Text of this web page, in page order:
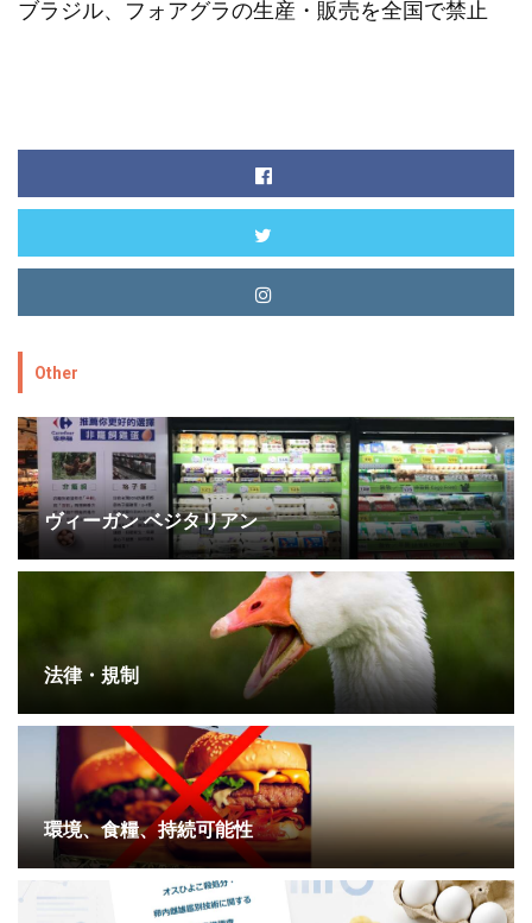
ブラジル、フォアグラの生産・販売を全国で禁止
Other
ヴィーガン ベジタリアン
法律・規制
環境、食糧、持続可能性